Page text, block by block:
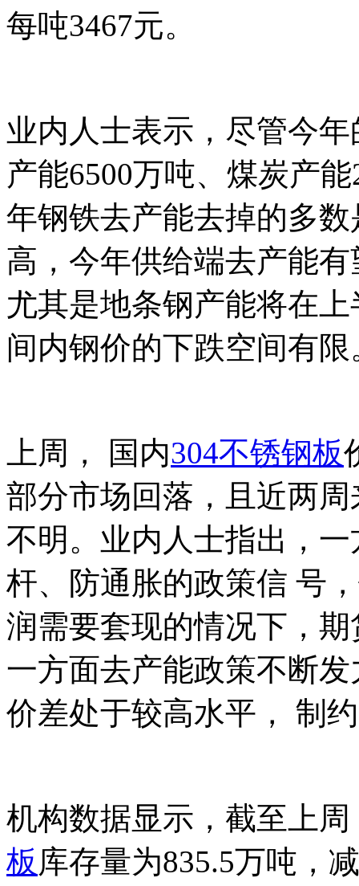
每吨3467元。
业内人士表示，尽管今
产能6500万吨、煤炭产
年钢铁去产能去掉的多
高，今年供给端去产能
尤其是地条钢产能将在
间内钢价的下跌空间有限
上周， 国内304不锈钢板
部分市场回落，且近两
不明。业内人士指出，
杆、防通胀的政策信 号
润需要套现的情况下，
一方面去产能政策不断
价差处于较高水平， 制
机构数据显示，截至上
板 库存量为835.5万吨，